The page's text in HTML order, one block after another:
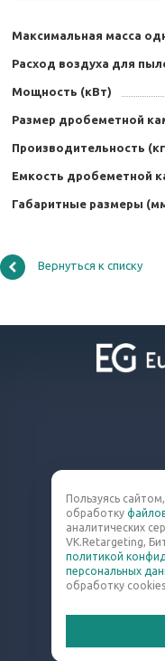
Максимальная масса
Расход воздуха для
Мощность (кВт)
Размер дробеметной
Производительность
Емкость дробеметной
Габаритные размеры
Вернуться к списку
©
8
Пользуясь
обработку
аналитических
VK.Retargeting,
политикой
персональных
обработку